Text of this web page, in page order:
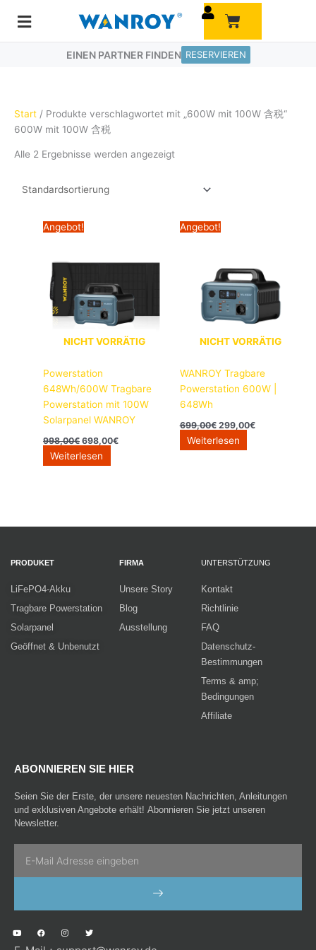
Inhalt
Warenkorb
EINEN PARTNER FINDEN RESERVIEREN
Start / Produkte verschlagwortet mit „600W mit 100W 含税“
600W mit 100W 含税
Alle 2 Ergebnisse werden angezeigt
Angebot!
NICHT VORRÄTIG
Powerstation
648Wh/600W Tragbare
Powerstation mit 100W
Solarpanel WANROY
998,00€
Ursprünglicher
Preis
698,00€
Weiterlesen
Angebot!
NICHT VORRÄTIG
WANROY Tragbare
Powerstation 600W |
648Wh
699,00€
Ursprünglicher
Preis
299,00€
Weiterlesen
PRODUKET
LiFePO4-Akku
Tragbare Powerstation
Solarpanel
Geöffnet & Unbenutzt
FIRMA
Unsere Story
Blog
Ausstellung
UNTERSTÜTZUNG
Kontakt
Richtlinie
FAQ
Datenschutz-
Bestimmungen
Terms & amp;
Bedingungen
Affiliate
ABONNIEREN SIE HIER
Seien Sie der Erste, der unsere neuesten Nachrichten, Anleitungen
und exklusiven Angebote erhält! Abonnieren Sie jetzt unseren
Newsletter.
SENDEN
Y
o
F
a
I
n
T
w